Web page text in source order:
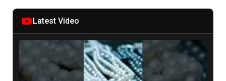
Latest Video